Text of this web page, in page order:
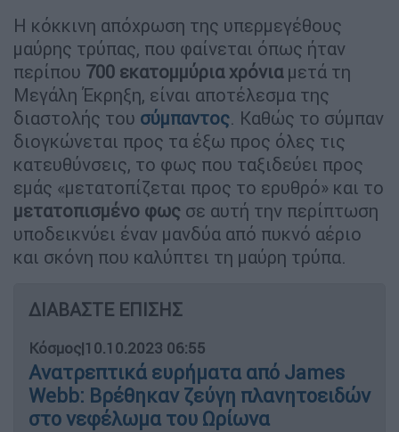
Η κόκκινη απόχρωση της υπερμεγέθους
μαύρης τρύπας, που φαίνεται όπως ήταν
περίπου 700 εκατομμύρια χρόνιαμετά τη
Μεγάλη Έκρηξη, είναι αποτέλεσμα της
διαστολής του σύμπαντος. Καθώς το σύμπαν
διογκώνεται προς τα έξω προς όλες τις
κατευθύνσεις, το φως που ταξιδεύει προς
εμάς «μετατοπίζεται προς το ερυθρό» και το
μετατοπισμένο φως σε αυτή την περίπτωση
υποδεικνύει έναν μανδύα από πυκνό αέριο
και σκόνη που καλύπτει τη μαύρη τρύπα.
ΔΙΑΒΑΣΤΕ ΕΠΙΣΗΣ
Κόσμος|10.10.2023 06:55
Ανατρεπτικά ευρήματα από James
Webb: Βρέθηκαν ζεύγη πλανητοειδών
στο νεφέλωμα του Ωρίωνα